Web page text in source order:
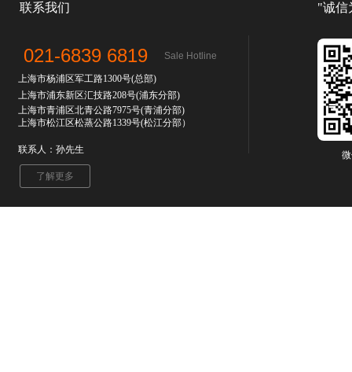
021-6839 6819
上海市杨浦区军工路1300号(总部)
上海市浦东新区汇技路208号(浦东分部)
上海市青浦区北青公路7975号(青浦分部)
上海市松江区松蒸公路1339号(松江分部）
联系人：孙先生
联系我们
Sale Hotline
了解更多
"诚信